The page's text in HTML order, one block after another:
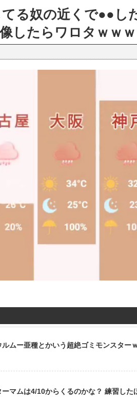
てる奴の近くで●●
したらワロタｗｗｗ
ルムー亜種とかいう超絶ゴミモンスタ
ーマムは4/10からくるのかな？ 練習した